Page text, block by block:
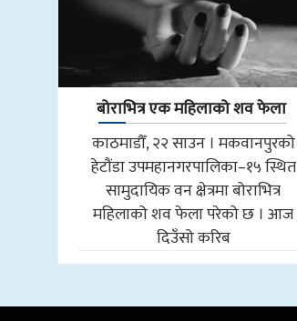
बोराभित्र एक महिलाको शव फेला
काठमाडौँ, २२ साउन । मकवानपुरको
हेटौंडा उपमहानगरपालिका–१५ स्थित
सामुदायिक वन क्षेत्रमा बोराभित्र
महिलाको शव फेला परेको छ । आज
दिउँसो करिब